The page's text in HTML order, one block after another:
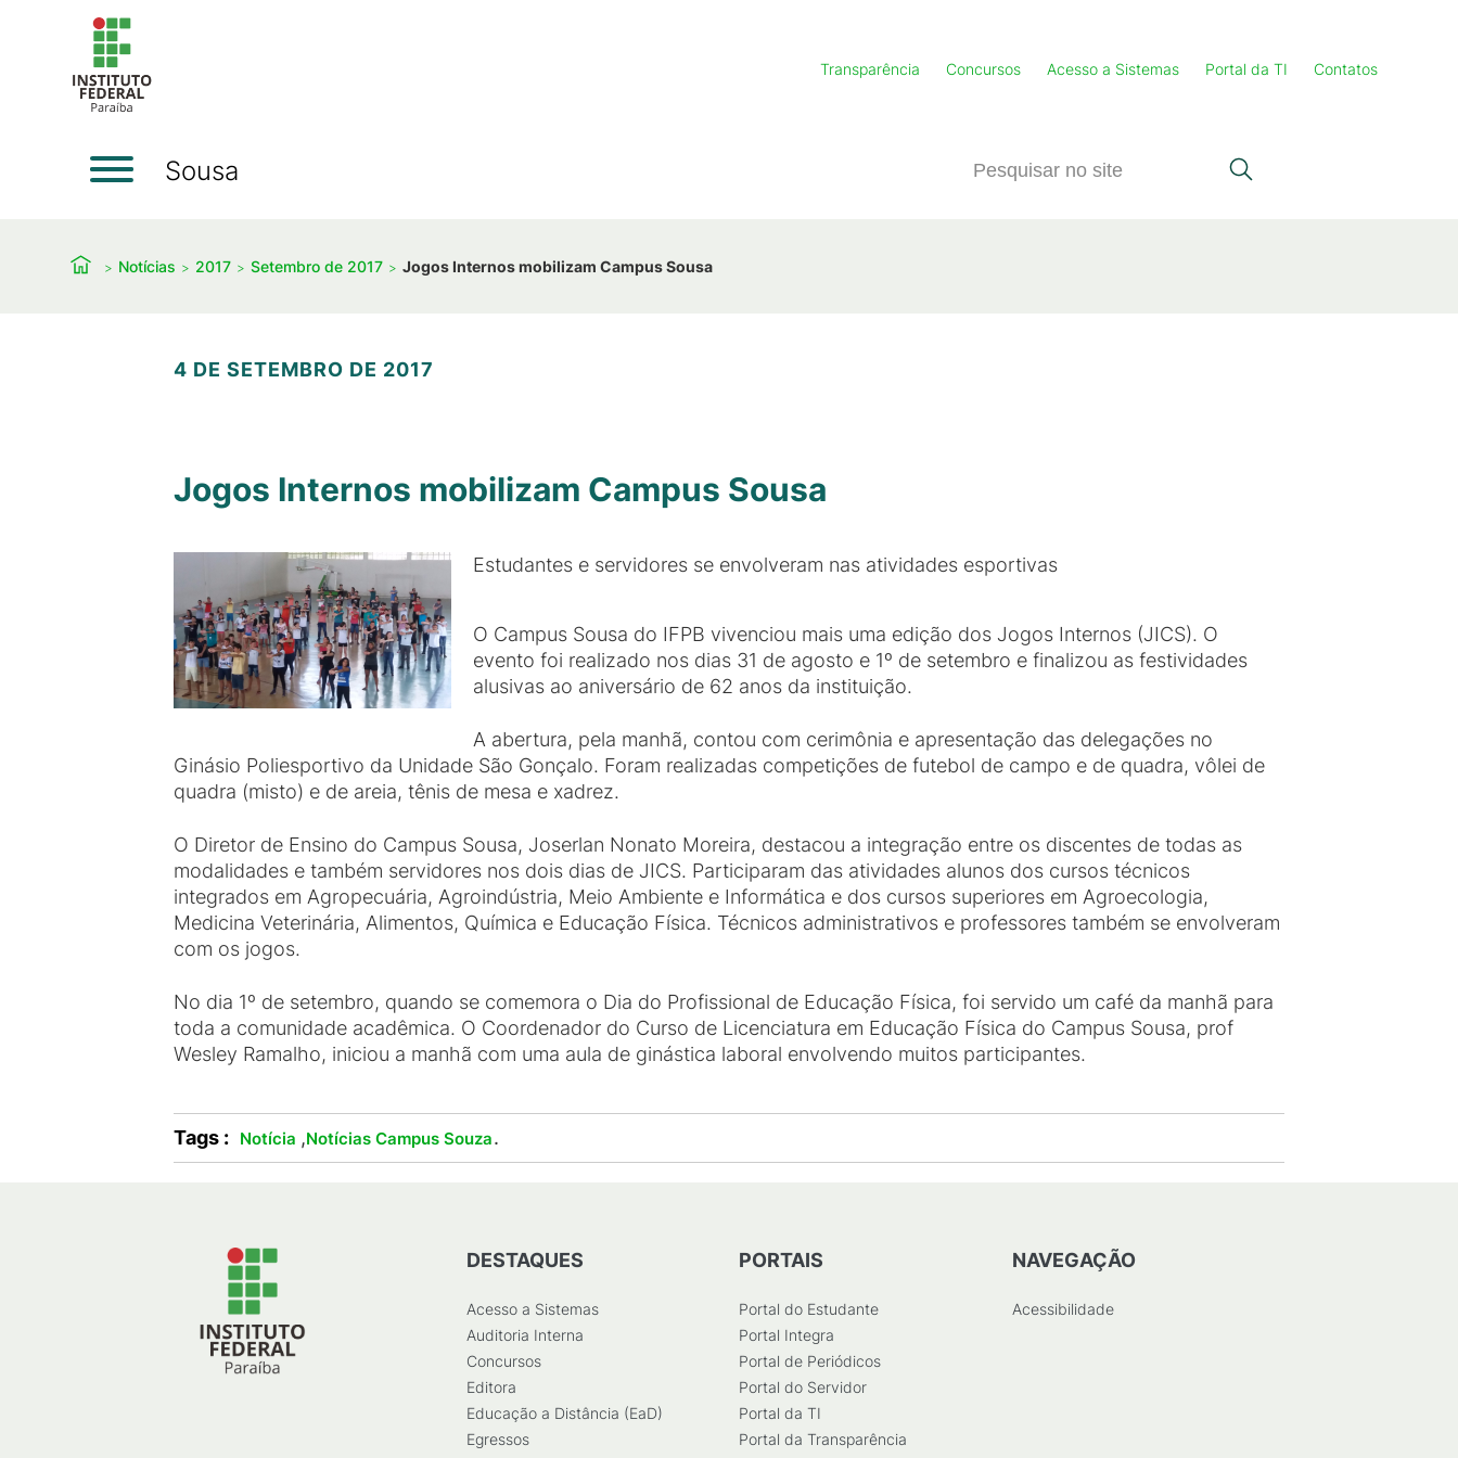
Transparência Concursos Acesso a Sistemas Portal da TI Contatos
Sousa
Notícias 2017 Setembro de 2017 Jogos Internos mobilizam Campus Sousa
4 DE SETEMBRO DE 2017
Jogos Internos mobilizam Campus Sousa
Estudantes e servidores se envolveram nas atividades esportivas
O Campus Sousa do IFPB vivenciou mais uma edição dos Jogos Internos (JICS). O
evento foi realizado nos dias 31 de agosto e 1º de setembro e finalizou as festividades
alusivas ao aniversário de 62 anos da instituição.
A abertura, pela manhã, contou com cerimônia e apresentação das delegações no
Ginásio Poliesportivo da Unidade São Gonçalo. Foram realizadas competições de futebol de campo e de quadra, vôlei de
quadra (misto) e de areia, tênis de mesa e xadrez.
O Diretor de Ensino do Campus Sousa, Joserlan Nonato Moreira, destacou a integração entre os discentes de todas as
modalidades e também servidores nos dois dias de JICS. Participaram das atividades alunos dos cursos técnicos
integrados em Agropecuária, Agroindústria, Meio Ambiente e Informática e dos cursos superiores em Agroecologia,
Medicina Veterinária, Alimentos, Química e Educação Física. Técnicos administrativos e professores também se envolveram
com os jogos.
No dia 1º de setembro, quando se comemora o Dia do Profissional de Educação Física, foi servido um café da manhã para
toda a comunidade acadêmica. O Coordenador do Curso de Licenciatura em Educação Física do Campus Sousa, prof
Wesley Ramalho, iniciou a manhã com uma aula de ginástica laboral envolvendo muitos participantes.
Tags : Notícia ,Notícias Campus Souza.
DESTAQUES
Acesso a Sistemas
Auditoria Interna
Concursos
Editora
Educação a Distância (EaD)
Egressos
PORTAIS
Portal do Estudante
Portal Integra
Portal de Periódicos
Portal do Servidor
Portal da TI
Portal da Transparência
NAVEGAÇÃO
Acessibilidade